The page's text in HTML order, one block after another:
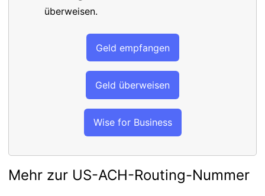
überweisen.
Geld empfangen
Geld überweisen
Wise for Business
Mehr zur US-ACH-Routing-Nummer